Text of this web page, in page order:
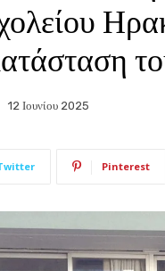
12 Ιουνίου 2025
Pinterest